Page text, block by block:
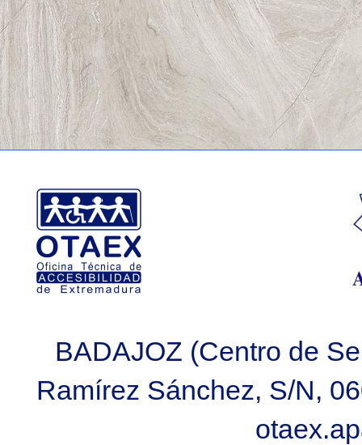
BADAJOZ (Centro de
Ramírez Sánchez, S/N,